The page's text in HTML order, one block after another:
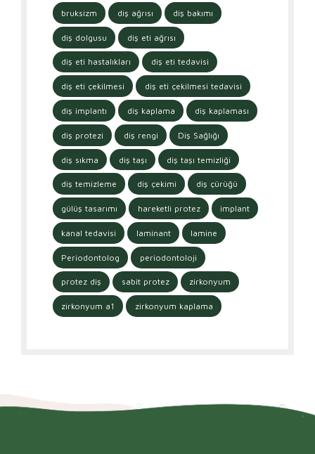
bruksizm diş ağrısı diş bakımı
diş dolgusu diş eti ağrısı
diş eti hastalıkları diş eti tedavisi
diş eti çekilmesi diş eti çekilmesi tedavisi
diş implantı diş kaplama diş kaplaması
diş protezi diş rengi Diş Sağlığı
diş sıkma diş taşı diş taşı temizliği
diş temizleme diş çekimi diş çürüğü
gülüş tasarımı hareketli protez implant
kanal tedavisi laminant lamine
Periodontolog periodontoloji
protez diş sabit protez zirkonyum
zirkonyum a1 zirkonyum kaplama